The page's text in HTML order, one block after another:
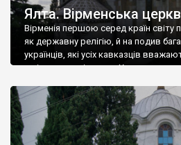
Ялта. Вірменська
Вірменія першою серед країн світу
як державну релігію, й на подив
українців, які усіх кавказців
є відданими вірянами Христа